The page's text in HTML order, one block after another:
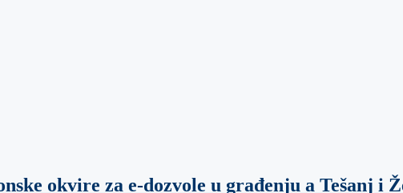
okvire za e-dozvole u građenju a Tešanj i